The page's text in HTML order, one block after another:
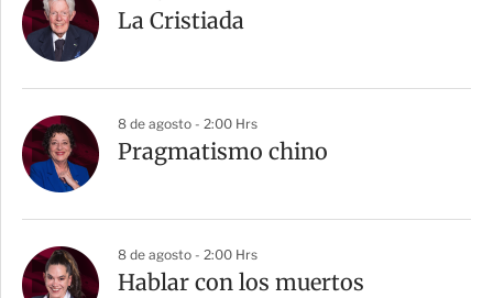
La Cristiada
8 de agosto - 2:00 Hrs
Pragmatismo chino
8 de agosto - 2:00 Hrs
Hablar con los muertos